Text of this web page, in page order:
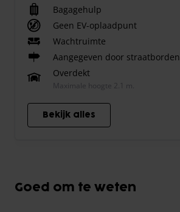
Bagagehulp
Geen EV-oplaadpunt
Wachtruimte
Aangegeven door straatborden
Overdekt
Maximale hoogte 2.1 m.
Bekijk alles
Goed om te weten